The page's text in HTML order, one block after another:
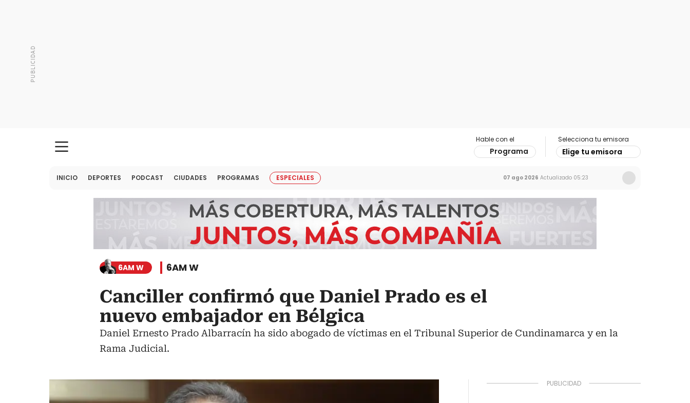
Hable con el
Programa
Selecciona tu emisora
Elige tu emisora
INICIO DEPORTES PODCAST CIUDADES PROGRAMAS ESPECIALES 07 ago 2026 Actualizado 05:23
6AM W 6AM W
Canciller confirmó que Daniel Prado es el
nuevo embajador en Bélgica
Daniel Ernesto Prado Albarracín ha sido abogado de víctimas en el Tribunal Superior de Cundinamarca y en la
Rama Judicial.